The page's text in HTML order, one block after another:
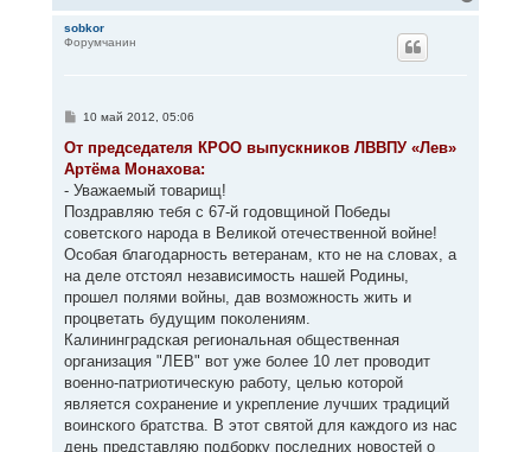
е
sobkor
Форумчанин
С
о
щ
е
и
е
10 май 2012, 05:06
От председателя КРОО выпускников ЛВВПУ «Лев»
Артёма Монахова:
- Уважаемый товарищ!
Поздравляю тебя с 67-й годовщиной Победы
советского народа в Великой отечественной войне!
Особая благодарность ветеранам, кто не на словах, а
на деле отстоял независимость нашей Родины,
прошел полями войны, дав возможность жить и
процветать будущим поколениям.
Калининградская региональная общественная
организация "ЛЕВ" вот уже более 10 лет проводит
военно-патриотическую работу, целью которой
является сохранение и укрепление лучших традиций
воинского братства. В этот святой для каждого из нас
день представляю подборку последних новостей о